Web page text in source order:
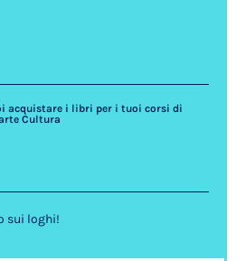
acquistare i libri per i tuoi corsi di
Cultura
sui loghi!